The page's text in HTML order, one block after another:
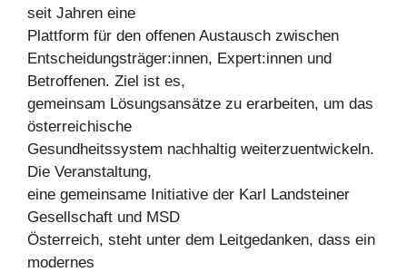
seit Jahren eine
Plattform für den offenen Austausch zwischen
Entscheidungsträger:innen, Expert:innen und
Betroffenen. Ziel ist es,
gemeinsam Lösungsansätze zu erarbeiten, um das
österreichische
Gesundheitssystem nachhaltig weiterzuentwickeln.
Die Veranstaltung,
eine gemeinsame Initiative der Karl Landsteiner
Gesellschaft und MSD
Österreich, steht unter dem Leitgedanken, dass ein
modernes